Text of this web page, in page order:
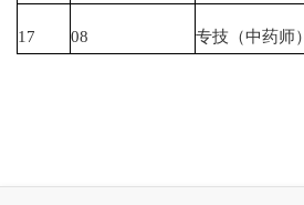
17 08 专技（中药师）